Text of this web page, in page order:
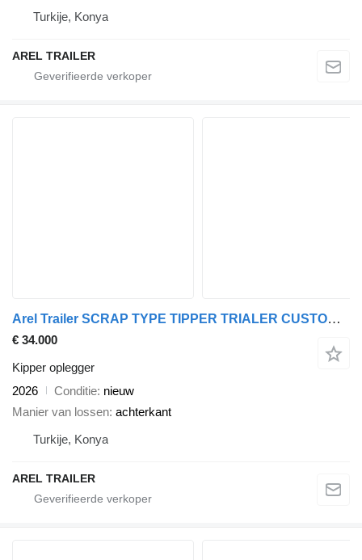
Turkije, Konya
AREL TRAILER
Arel Trailer SCRAP TYPE TIPPER TRIALER CUSTOMIZE HARDOX
€ 34.000
Kipper oplegger
2026
Conditie nieuw
Manier van lossen achterkant
Turkije, Konya
AREL TRAILER